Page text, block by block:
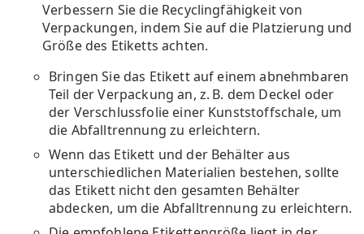
Verbessern Sie die Recyclingfähigkeit von
Verpackungen, indem Sie auf die Platzierung und
Größe des Etiketts achten.
Bringen Sie das Etikett auf einem abnehmbaren
Teil der Verpackung an, z. B. dem Deckel oder
der Verschlussfolie einer Kunststoffschale, um
die Abfalltrennung zu erleichtern.
Wenn das Etikett und der Behälter aus
unterschiedlichen Materialien bestehen, sollte
das Etikett nicht den gesamten Behälter
abdecken, um die Abfalltrennung zu erleichtern.